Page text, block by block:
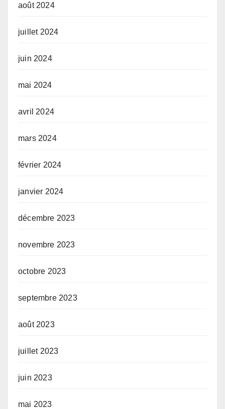
août 2024
juillet 2024
juin 2024
mai 2024
avril 2024
mars 2024
février 2024
janvier 2024
décembre 2023
novembre 2023
octobre 2023
septembre 2023
août 2023
juillet 2023
juin 2023
mai 2023